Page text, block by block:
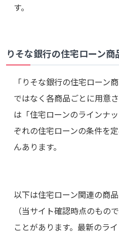
す。
りそな銀行の住宅ローン
「りそな銀行の住宅ローン
ではなく各商品ごとに用意
は「住宅ローンのラインナ
ぞれの住宅ローンの条件を
んあります。
以下は住宅ローン関連の商
（当サイト確認時点のもの
ことがあります。最新のラ